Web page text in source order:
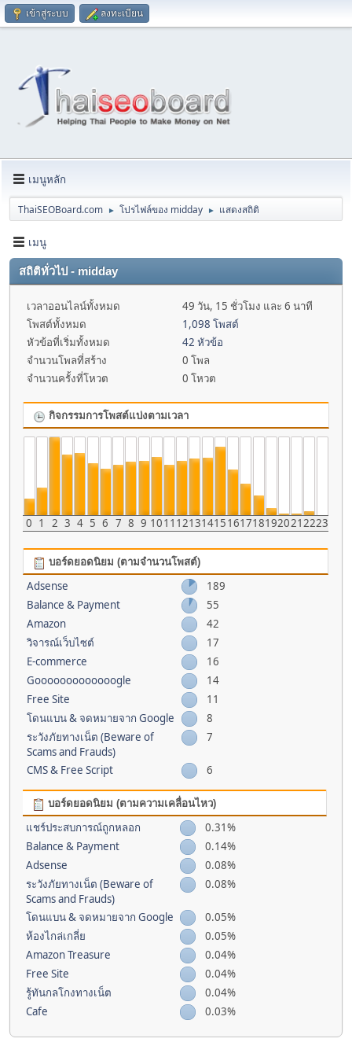
เข้าสู่ระบบ ลงทะเบียน
เมนูหลัก
ThaiSEOBoard.com ► โปรไฟล์ของ midday ► แสดงสถิติ
เมนู
สถิติทั่วไป - midday
เวลาออนไลน์ทั้งหมด
49 วัน, 15 ชั่วโมง และ 6 นาที
โพสต์ทั้งหมด
1,098 โพสต์
หัวข้อที่เริ่มทั้งหมด
42 หัวข้อ
จำนวนโพลที่สร้าง
0 โพล
จำนวนครั้งที่โหวต
0 โหวต
กิจกรรมการโพสต์แบ่งตามเวลา
0 1 2 3 4 5 6 7 8 9 1011 121314151617181920212223
บอร์ดยอดนิยม (ตามจำนวนโพสต์)
Adsense
189
Balance & Payment
55
Amazon
42
วิจารณ์เว็บไซต์
17
E-commerce
16
Gooooooooooooogle
14
Free Site
11
โดนแบน & จดหมายจาก Google
8
ระวังภัยทางเน็ต (Beware of
Scams and Frauds)
7
CMS & Free Script 6
บอร์ดยอดนิยม (ตามความเคลื่อนไหว)
แชร์ประสบการณ์ถูกหลอก
0.31%
Balance & Payment
0.14%
Adsense
0.08%
ระวังภัยทางเน็ต (Beware of
Scams and Frauds)
0.08%
โดนแบน & จดหมายจาก Google
0.05%
ห้องไกล่เกลี่ย
0.05%
Amazon Treasure
0.04%
Free Site
0.04%
รู้ทันกลโกงทางเน็ต
0.04%
Cafe
0.03%